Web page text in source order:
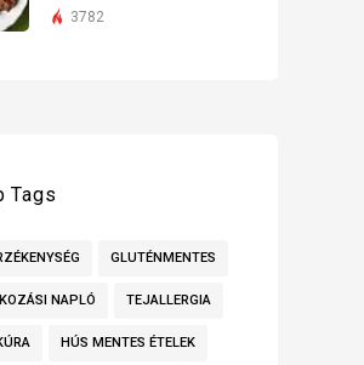
3782
Tags
GLUTÉNMENTES
NAPLÓ TEJALLERGIA
HÚS MENTES ÉTELEK